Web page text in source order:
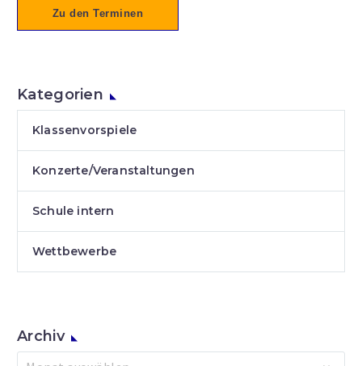
Zu den Terminen
Kategorien
Klassenvorspiele
Konzerte/Veranstaltungen
Schule intern
Wettbewerbe
Archiv
Archiv